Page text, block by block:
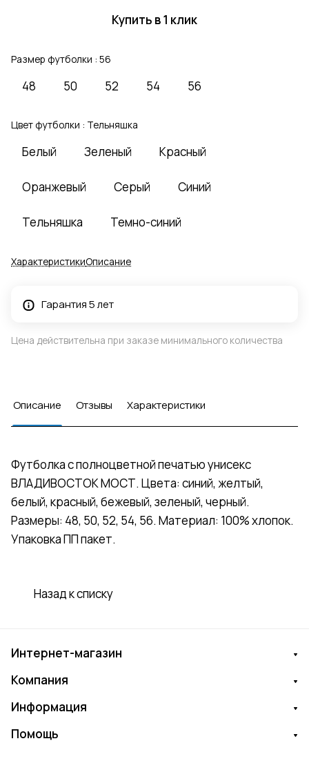
Купить в 1 клик
Размер футболки : 56
48 50 52 54 56
Цвет футболки : Тельняшка
Белый Зеленый Красный
Оранжевый Серый Синий
Тельняшка Темно-синий
ХарактеристикиОписание
Гарантия 5 лет
Цена действительна при заказе минимального количества
Описание Отзывы Характеристики
Футболка с полноцветной печатью унисекс
ВЛАДИВОСТОК МОСТ. Цвета: синий, желтый,
белый, красный, бежевый, зеленый, черный.
Размеры: 48, 50, 52, 54, 56. Материал: 100% хлопок.
Упаковка ПП пакет.
Назад к списку
Интернет-магазин
Компания
Информация
Помощь